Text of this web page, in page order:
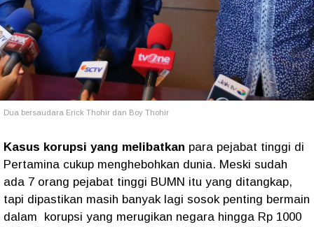
Dua bersaudara Erick Thohir dan Boy Thohir
Kasus korupsi yang melibatkan para pejabat tinggi di
Pertamina cukup menghebohkan dunia. Meski sudah
ada 7 orang pejabat tinggi BUMN itu yang ditangkap,
tapi dipastikan masih banyak lagi sosok penting bermain
dalam korupsi yang merugikan negara hingga Rp 1000